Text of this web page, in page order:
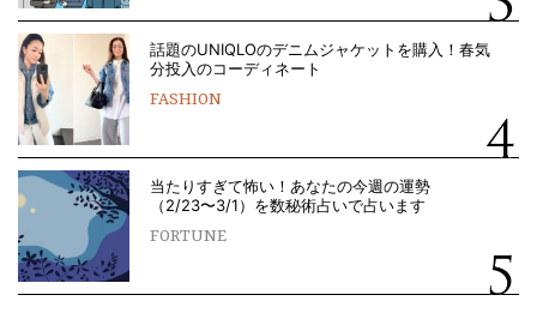
話題のUNIQLOのデニムジャケットを購入！春気
分投入のコーディネート
FASHION
当たりすぎて怖い！あなたの今週の運勢
（2/23〜3/1）を数秘術占いで占います
FORTUNE